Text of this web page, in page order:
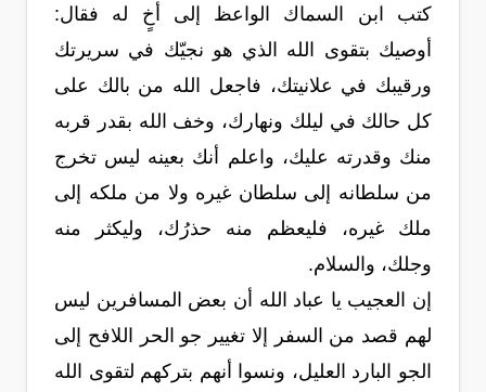
كتب ابن السماك الواعظ إلى أخٍ له فقال:
أوصيك بتقوى الله الذي هو نجيّك في سريرتك
ورقيبك في علانيتك، فاجعل الله من بالك على
كل حالك في ليلك ونهارك، وخف الله بقدر قربه
منك وقدرته عليك، واعلم أنك بعينه ليس تخرج
من سلطانه إلى سلطان غيره ولا من ملكه إلى
ملك غيره، فليعظم منه حذرُك، وليكثر منه
وجلك، والسلام.
إن العجيب يا عباد الله أن بعض المسافرين ليس
لهم قصد من السفر إلا تغيير جو الحر اللافح إلى
الجو البارد العليل، ونسوا أنهم بتركهم لتقوى الله